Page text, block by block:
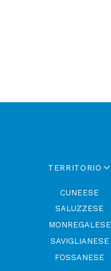
TERRITORIO
CUNEESE
SALUZZESE
MONREGALESE
SAVIGLIANESE
FOSSANESE